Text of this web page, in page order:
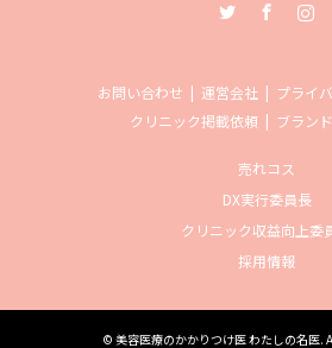
お問い合わせ 運営会社
プライ
クリニック掲載依頼
ブラン
売れコス
DX実行委員長
クリニック収益向上委
採用情報
© 美容医療のかかりつけ医 わたしの名医.